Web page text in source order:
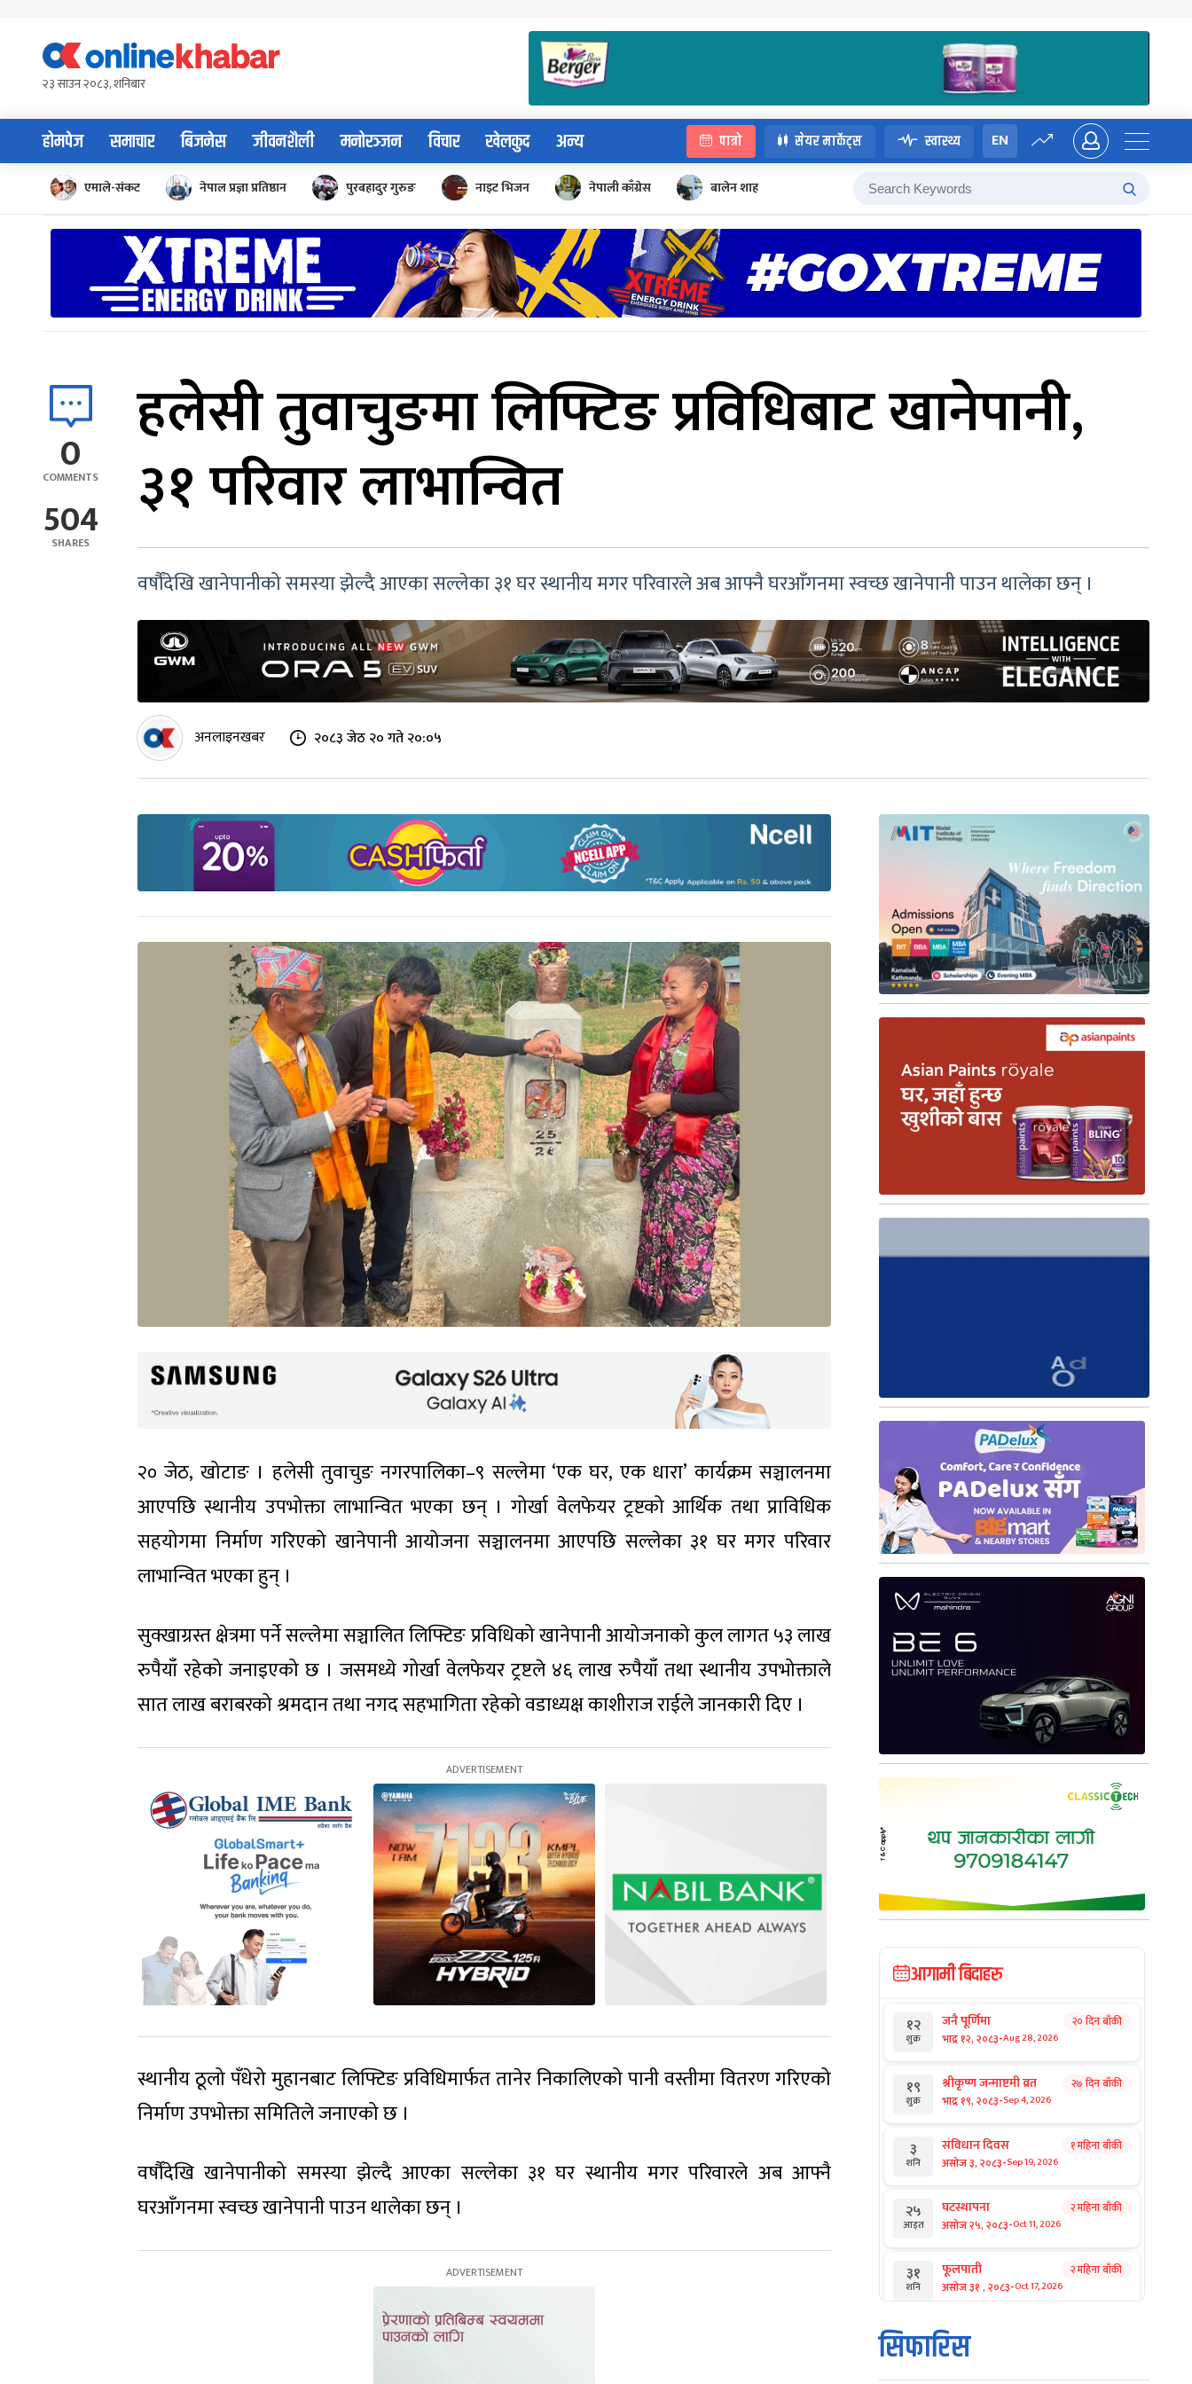
content२३ साउन २०८३, शनिबार
होमपेज समाचार बिजनेस जीवनशैली मनोरञ्जन विचार खेलकुद अन्य पात्रो सेयर मार्केट्स स्वास्थ्य EN
एमाले-संकट नेपाल प्रज्ञा प्रतिष्ठान पुरबहादुर गुरुङ नाइट भिजन नेपाली काँग्रेस बालेन शाह
0
COMMENTS
504
SHARES
हलेसी तुवाचुङमा लिफ्टिङ प्रविधिबाट खानेपानी,
३१ परिवार लाभान्वित
वर्षौंदेखि खानेपानीको समस्या झेल्दै आएका सल्लेका ३१ घर स्थानीय मगर परिवारले अब आफ्नै घरआँगनमा स्वच्छ खानेपानी पाउन थालेका छन् ।
अनलाइनखबर २०८३ जेठ २० गते २०:०५
२० जेठ, खोटाङ । हलेसी तुवाचुङ नगरपालिका–९ सल्लेमा ‘एक घर, एक धारा’ कार्यक्रम सञ्चालनमा
आएपछि स्थानीय उपभोक्ता लाभान्वित भएका छन् । गोर्खा वेलफेयर ट्रष्टको आर्थिक तथा प्राविधिक
सहयोगमा निर्माण गरिएको खानेपानी आयोजना सञ्चालनमा आएपछि सल्लेका ३१ घर मगर परिवार
लाभान्वित भएका हुन् ।
सुक्खाग्रस्त क्षेत्रमा पर्ने सल्लेमा सञ्चालित लिफ्टिङ प्रविधिको खानेपानी आयोजनाको कुल लागत ५३ लाख
रुपैयाँ रहेको जनाइएको छ । जसमध्ये गोर्खा वेलफेयर ट्रष्टले ४६ लाख रुपैयाँ तथा स्थानीय उपभोक्ताले
सात लाख बराबरको श्रमदान तथा नगद सहभागिता रहेको वडाध्यक्ष काशीराज राईले जानकारी दिए ।
स्थानीय ठूलो पँधेरो मुहानबाट लिफ्टिङ प्रविधिमार्फत तानेर निकालिएको पानी वस्तीमा वितरण गरिएको
निर्माण उपभोक्ता समितिले जनाएको छ ।
वर्षौंदेखि खानेपानीको समस्या झेल्दै आएका सल्लेका ३१ घर स्थानीय मगर परिवारले अब आफ्नै
घरआँगनमा स्वच्छ खानेपानी पाउन थालेका छन् ।
आगामी बिदाहरु
१२
शुक्र
जनै पूर्णिमा
भाद्र १२, २०८३-Aug 28, 2026
२० दिन बाँकी
१९
शुक्र
श्रीकृष्ण जन्माष्टमी व्रत
भाद्र १९, २०८३-Sep 4, 2026
२७ दिन बाँकी
३
शनि
संविधान दिवस
असोज ३, २०८३-Sep 19, 2026
१ महिना बाँकी
२५
आइत
घटस्थापना
असोज २५, २०८३-Oct 11, 2026
२ महिना बाँकी
३१
शनि
फूलपाती
असोज ३१ , २०८३-Oct 17, 2026
२ महिना बाँकी
१
आइत
कार्तिक सङ्क्रान्ति
कार्तिक १, २०८३
सिफारिस